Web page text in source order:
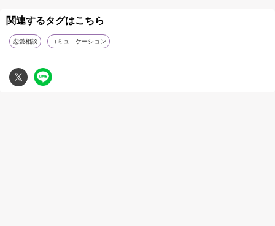
関連するタグはこちら
恋愛相談 コミュニケーション